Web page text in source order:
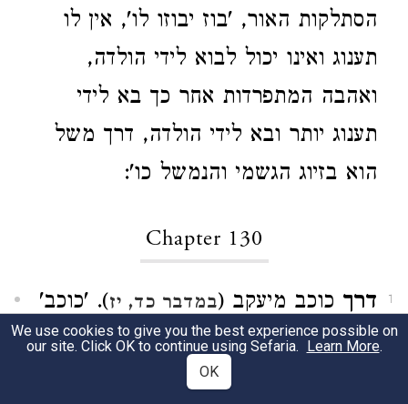
הסתלקות האור, 'בוז יבוזו לו', אין לו
תענוג ואינו יכול לבוא לידי הולדה,
ואהבה המתפרדות אחר כך בא לידי
תענוג יותר ובא לידי הולדה, דרך משל
הוא בזיוג הגשמי והנמשל כו':
Chapter 130
1 דרך כוכב מיעקב (במדבר כד, יז). 'כוכב'
זה המזל. 'מיעקב' זה הגוף (זהר ח"ג
רע"מ ריח:). 'וקם שבט מישראל', זה
We use cookies to give you the best experience possible on
our site. Click OK to continue using Sefaria. Learn More.
OK